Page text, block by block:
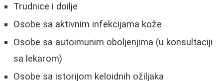
Trudnice i doilje
Osobe sa aktivnim infekcijama kože
Osobe sa autoimunim oboljenjima (u konsultaciji
sa lekarom)
Osobe sa istorijom keloidnih ožiljaka